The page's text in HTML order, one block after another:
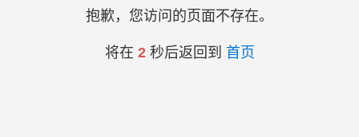
抱歉，您访问的页面不存在。
将在 2秒后返回到 首页